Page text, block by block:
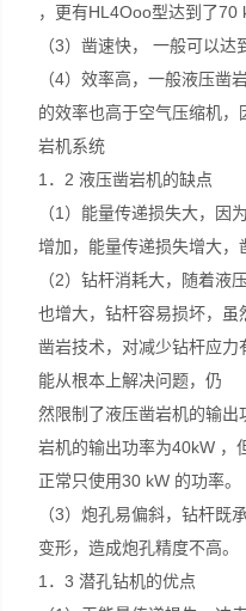
，更有HL4Ooo型达到了70
（3）凿速快， 一般可以达
（4）效率高，一般液压凿
的效率也高于空气压缩机
岩机系统
1．2 液压凿岩机的缺点
（1）能量传递损失大，因
增加，能量传递损失增大，
（2）钻杆消耗大，随着液
也增大，钻杆容易损坏，虽
凿岩技术，对减少钻杆应
能从根本上解决问题，仍
然限制了液压凿岩机的输
岩机的输出功率为40kW ，
正常只使用30 kW 的功率。
（3）炮孔易偏斜，钻杆既
变形，造成炮孔精度不高。
1．3 潜孔钻机的优点